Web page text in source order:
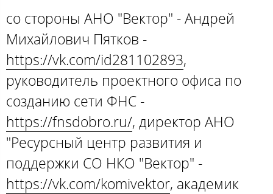
со стороны АНО "Вектор" - Андрей
Михайлович Пятков -
https://vk.com/id281102893,
руководитель проектного офиса по
созданию сети ФНС -
https://fnsdobro.ru/, директор АНО
"Ресурсный центр развития и
поддержки СО НКО "Вектор" -
https://vk.com/komivektor, академик